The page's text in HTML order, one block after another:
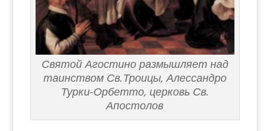
Святой Агостино размышляет над
таинством Св.Троицы, Алессандро
Турки-Орбетто, церковь Св.
Апостолов